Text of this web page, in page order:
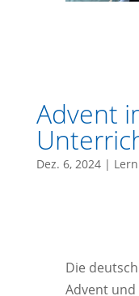
Advent
Dez. 6, 2024|
Die
Advent